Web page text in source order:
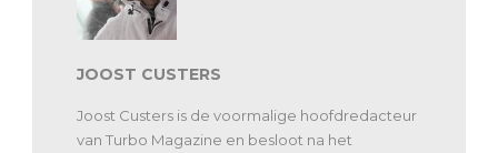
JOOST CUSTERS
Joost Custers is de voormalige hoofdredacteur
van Turbo Magazine en besloot na het